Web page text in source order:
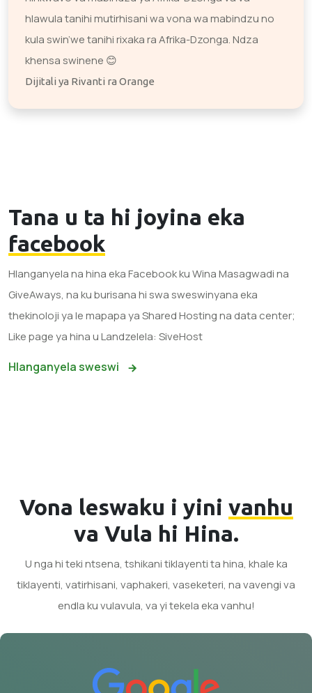
hlawula tanihi mutirhisani wa vona wa mabindzu no
kula swin’we tanihi rixaka ra Afrika-Dzonga. Ndza
khensa swinene 😊
Dijitali ya Rivanti ra Orange
Tana u ta hi joyina eka
facebook
Hlanganyela na hina eka Facebook ku Wina Masagwadi na
GiveAways, na ku burisana hi swa sweswinyana eka
thekinoloji ya le mapapa ya Shared Hosting na data center;
Like page ya hina u Landzelela: SiveHost
Hlanganyela sweswi
Vona leswaku i yini vanhu
va Vula hi Hina.
U nga hi teki ntsena, tshikani tiklayenti ta hina, khale ka
tiklayenti, vatirhisani, vaphakeri, vaseketeri, na vavengi va
endla ku vulavula, va yi tekela eka vanhu!